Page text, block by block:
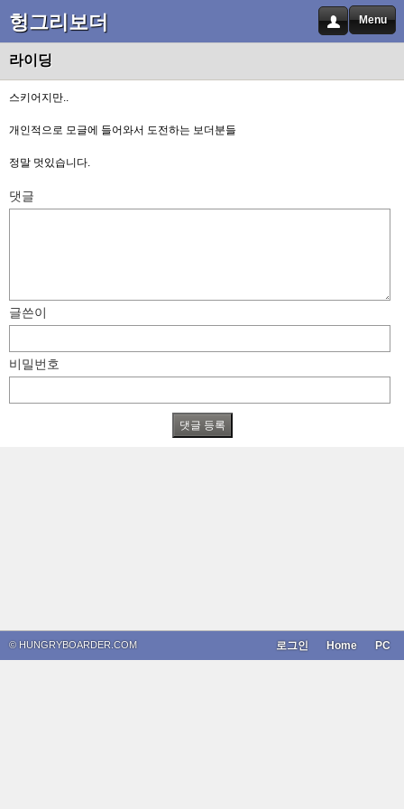
헝그리보더 Menu
라이딩
스키어지만..
개인적으로 모글에 들어와서 도전하는 보더분들
정말 멋있습니다.
댓글
글쓴이
비밀번호
© HUNGRYBOARDER.COM PC
Home
로그인